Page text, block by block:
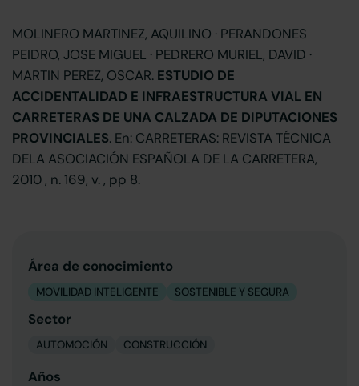
MOLINERO MARTINEZ, AQUILINO · PERANDONES
PEIDRO, JOSE MIGUEL · PEDRERO MURIEL, DAVID ·
MARTIN PEREZ, OSCAR. ESTUDIO DE
ACCIDENTALIDAD E INFRAESTRUCTURA VIAL EN
CARRETERAS DE UNA CALZADA DE DIPUTACIONES
PROVINCIALES. En: CARRETERAS: REVISTA TÉCNICA
DELA ASOCIACIÓN ESPAÑOLA DE LA CARRETERA,
2010 , n. 169, v. , pp 8.
Área de conocimiento
MOVILIDAD INTELIGENTE SOSTENIBLE Y SEGURA
Sector
AUTOMOCIÓN CONSTRUCCIÓN
Años